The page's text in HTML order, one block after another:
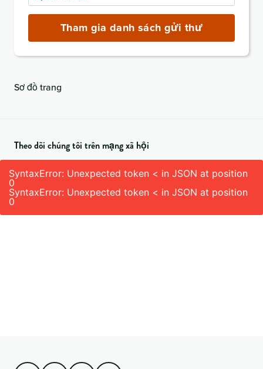
chỉ
(bắt
buộc)
Tham gia danh sách gửi thư
Sơ đồ trang
Theo dõi chúng tôi trên mạng xã hội
SyntaxError: Unexpected token < in JSON at position
0
SyntaxError: Unexpected token < in JSON at position
0